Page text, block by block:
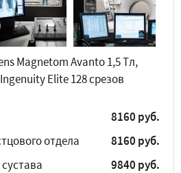
Magnetom Avanto 1,5 Tл,
Elite 128 срезов
8160 руб.
отдела
8160 руб.
9840 руб.